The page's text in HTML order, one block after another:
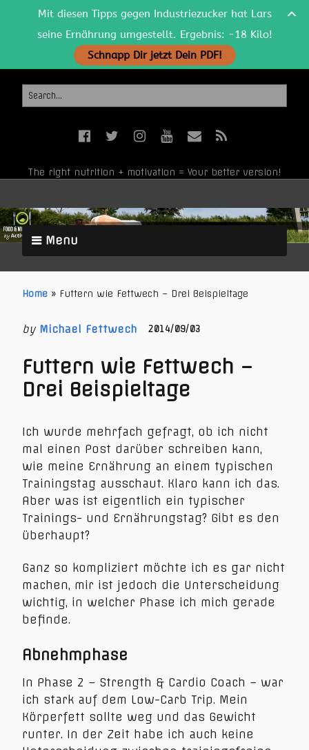
The right nutrition + motivation = Your better version!
Menu
Home » Futtern wie Fettwech – Drei Beispieltage
by Michael Fettwech 2014/09/03
Futtern wie Fettwech –
Drei Beispieltage
Ich wurde mehrfach gefragt, ob ich nicht
mal einen Post darüber schreiben kann,
wie meine Ernährung an einem typischen
Trainingstag ausschaut. Klaro kann ich das.
Aber was ist eigentlich ein typischer
Trainings- und Ernährungstag? Gibt es den
überhaupt?
Ganz so kompliziert möchte ich es gar nicht
machen, mir ist jedoch die Unterscheidung
wichtig, in welcher Phase ich mich gerade
befinde.
Abnehmphase
In Phase 2 – Strength & Cardio Coach – war
ich stark auf dem Low-Carb Trip. Mein
Körperfett sollte weg und das Gewicht
runter. In der Zeit habe ich auch keine
Mit diesen Tipps gegen Industriezucker hat Lars
seine Ernährung umgestellt. Ergebnis: -18 Kilo!
Schnapp Dir jetzt Dein PDF!